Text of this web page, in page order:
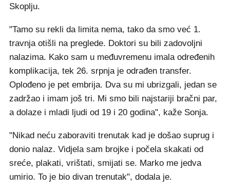
Skoplju.
"Tamo su rekli da limita nema, tako da smo već 1.
travnja otišli na preglede. Doktori su bili zadovoljni
nalazima. Kako sam u međuvremenu imala određenih
komplikacija, tek 26. srpnja je odrađen transfer.
Oplođeno je pet embrija. Dva su mi ubrizgali, jedan se
zadržao i imam još tri. Mi smo bili najstariji bračni par,
a dolaze i mladi ljudi od 19 i 20 godina", kaže Sonja.
"Nikad neću zaboraviti trenutak kad je došao suprug i
donio nalaz. Vidjela sam brojke i počela skakati od
sreće, plakati, vrištati, smijati se. Marko me jedva
umirio. To je bio divan trenutak", dodala je.